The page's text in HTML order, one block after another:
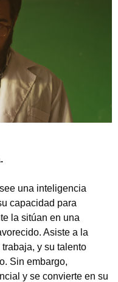
una inteligencia
capacidad para
la sitúan en una
Asiste a la
y su talento
Sin embargo,
y se convierte en su